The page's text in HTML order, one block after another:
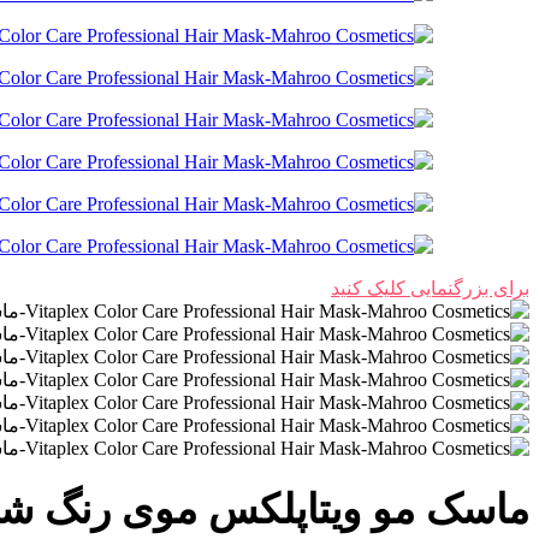
برای بزرگنمایی کلیک کنید
ماسک مو ویتاپلکس موی رنگ شده 500